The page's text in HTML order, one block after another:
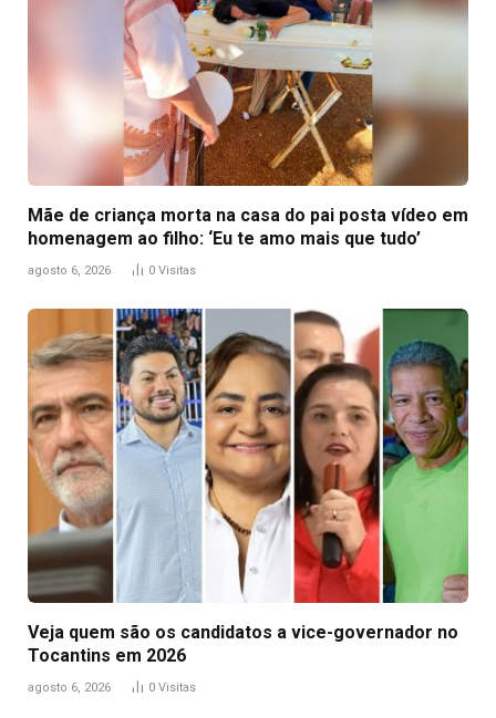
Mãe de criança morta na casa do pai posta vídeo em
homenagem ao filho: ‘Eu te amo mais que tudo’
agosto 6, 2026 0 Visitas
Veja quem são os candidatos a vice-governador no
Tocantins em 2026
agosto 6, 2026 0 Visitas